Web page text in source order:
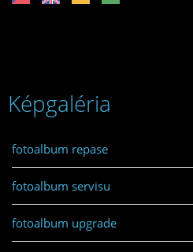
Képgaléria
fotoalbum repase
fotoalbum servisu
fotoalbum upgrade